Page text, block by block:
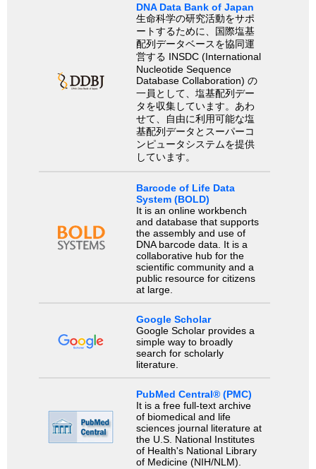
DNA Data Bank of Japan
生命科学の研究活動をサポ
ートするために、国際塩基
配列データベースを協同運
営する INSDC (International
Nucleotide Sequence
Database Collaboration) の
一員として、塩基配列デー
タを収集しています。あわ
せて、自由に利用可能な塩
基配列データとスーパーコ
ンピュータシステムを提供
しています。
Barcode of Life Data
System (BOLD)
It is an online workbench
and database that supports
the assembly and use of
DNA barcode data. It is a
collaborative hub for the
scientific community and a
public resource for citizens
at large.
Google Scholar
Google Scholar provides a
simple way to broadly
search for scholarly
literature.
PubMed Central® (PMC)
It is a free full-text archive
of biomedical and life
sciences journal literature at
the U.S. National Institutes
of Health's National Library
of Medicine (NIH/NLM).